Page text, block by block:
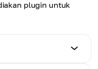
plugin untuk